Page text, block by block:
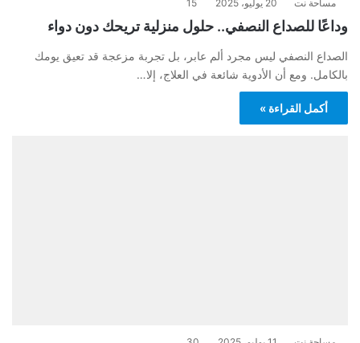
مساحة نت 20 يوليو، 2025 15
وداعًا للصداع النصفي.. حلول منزلية تريحك دون دواء
الصداع النصفي ليس مجرد ألم عابر، بل تجربة مزعجة قد تعيق يومك
بالكامل. ومع أن الأدوية شائعة في العلاج، إلا…
أكمل القراءة »